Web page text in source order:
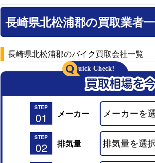
長崎県北松浦郡の買取業者
長崎県北松浦郡のバイク買取会社一覧
STEP
01 メーカー
STEP
02 排気量